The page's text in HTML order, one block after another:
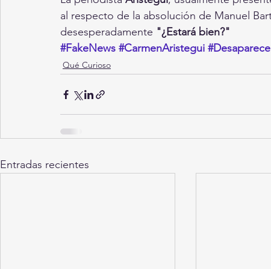
al respecto de la absolución de Manuel
desesperadamente "¿Estará bien?"
#FakeNews #CarmenAristegui
Qué Curioso
Entradas recientes